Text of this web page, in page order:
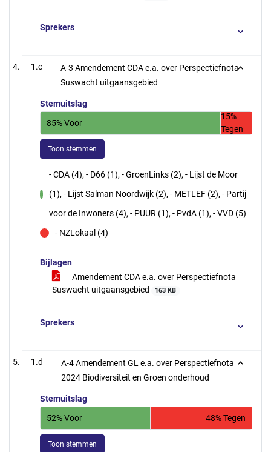
Sprekers
1.c
A-3 Amendement CDA e.a. over Perspectiefnota
Suswacht uitgaansgebied
Stemuitslag
85% Voor
15%
Tegen
Toon stemmen
- CDA (4), - D66 (1), - GroenLinks (2), - Lijst de Moor
(1), - Lijst Salman Noordwijk (2), - METLEF (2), - Partij
voor de Inwoners (4), - PUUR (1), - PvdA (1), - VVD (5)
- NZLokaal (4)
Bijlagen
Amendement CDA e.a. over Perspectiefnota
Suswacht uitgaansgebied
163 KB
Sprekers
1.d
A-4 Amendement GL e.a. over Perspectiefnota
2024 Biodiversiteit en Groen onderhoud
Stemuitslag
52% Voor
48% Tegen
Toon stemmen